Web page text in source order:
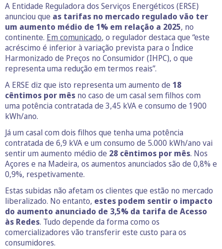
A Entidade Reguladora dos Serviços Energéticos (ERSE)
anunciou que as tarifas no mercado regulado vão ter
um aumento médio de 1% em relação a 2025, no
continente. Em comunicado, o regulador destaca que “este
acréscimo é inferior à variação prevista para o Índice
Harmonizado de Preços no Consumidor (IHPC), o que
representa uma redução em termos reais”.
A ERSE diz que isto representa um aumento de 18
cêntimos por mês no caso de um casal sem filhos com
uma potência contratada de 3,45 kVA e consumo de 1900
kWh/ano.
Já um casal com dois filhos que tenha uma potência
contratada de 6,9 kVA e um consumo de 5.000 kWh/ano vai
sentir um aumento médio de 28 cêntimos por mês. Nos
Açores e na Madeira, os aumentos anunciados são de 0,8% e
0,9%, respetivamente.
Estas subidas não afetam os clientes que estão no mercado
liberalizado. No entanto, estes podem sentir o impacto
do aumento anunciado de 3,5% da tarifa de Acesso
às Redes. Tudo depende da forma como os
comercializadores vão transferir este custo para os
consumidores.